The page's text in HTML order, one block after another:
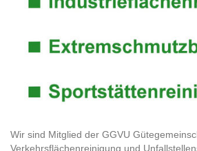
Wir sind Mitglied der GGVU
Verkehrsflächenreinigung und